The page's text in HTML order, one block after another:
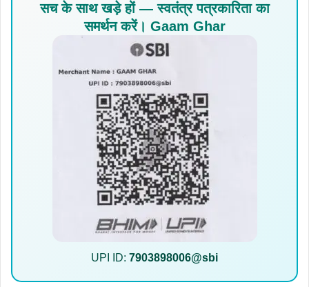
सच के साथ खड़े हों — स्वतंत्र पत्रकारिता का
समर्थन करें। Gaam Ghar
UPI ID: 7903898006@sbi